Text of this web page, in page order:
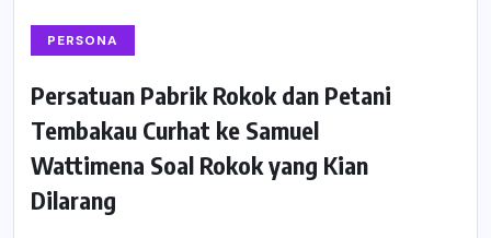
PERSONA
Persatuan Pabrik Rokok dan Petani
Tembakau Curhat ke Samuel
Wattimena Soal Rokok yang Kian
Dilarang